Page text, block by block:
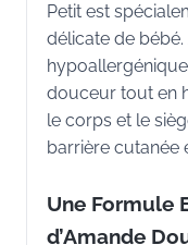
Petit est
délicate de
douceur tout en
le corps et le
barrière cutanée
Une Formule
d’Amande